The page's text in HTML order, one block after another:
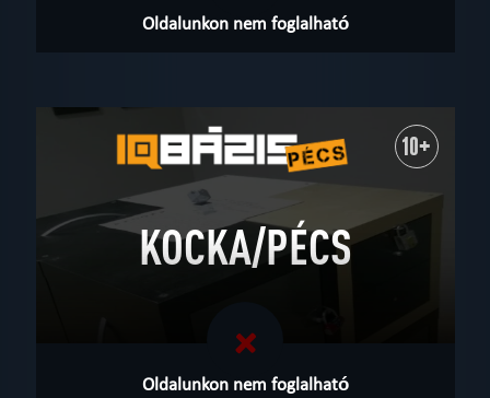
Oldalunkon nem foglalható
10+
KOCKA/PÉCS
Oldalunkon nem foglalható